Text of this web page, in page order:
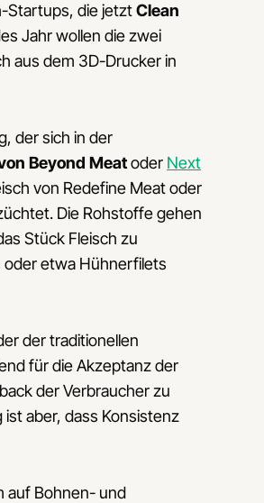
Startups, die jetztClean
Jahr wollen die zwei
aus dem 3D-Drucker in
der sich in der
Beyond Meatoder Next
von Redefine Meat oder
Die Rohstoffe gehen
Stück Fleisch zu
oder etwa Hühnerfilets
der traditionellen
für die Akzeptanz der
der Verbraucher zu
aber, dass Konsistenz
auf Bohnen- und